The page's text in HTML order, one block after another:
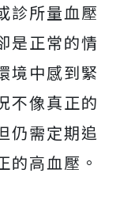
診所量血壓
是正常的情
境中感到緊
不像真正的
仍需定期追
的高血壓。